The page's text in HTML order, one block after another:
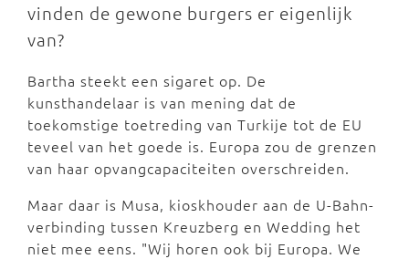
vinden de gewone burgers er eigenlijk
van?
Bartha steekt een sigaret op. De
kunsthandelaar is van mening dat de
toekomstige toetreding van Turkije tot de EU
teveel van het goede is. Europa zou de grenzen
van haar opvangcapaciteiten overschreiden.
Maar daar is Musa, kioskhouder aan de U-Bahn-
verbinding tussen Kreuzberg en Wedding het
niet mee eens. "Wij horen ook bij Europa. We